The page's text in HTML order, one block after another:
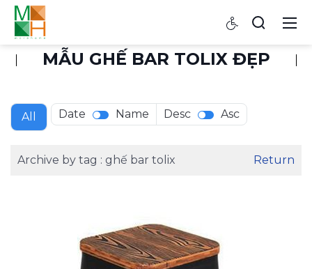
MẪU GHẾ BAR TOLIX ĐẸP
All Date Name Desc Asc
Archive by tag : ghế bar tolix Return